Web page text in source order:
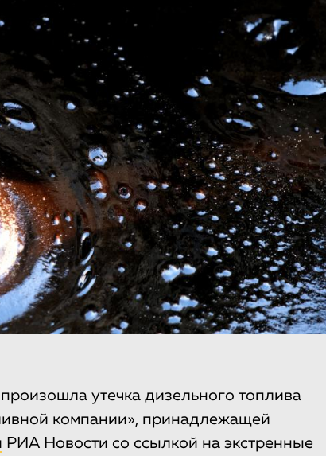
утечка дизельного топлива
компании», принадлежащей
РИА Новости со ссылкой на экстренные